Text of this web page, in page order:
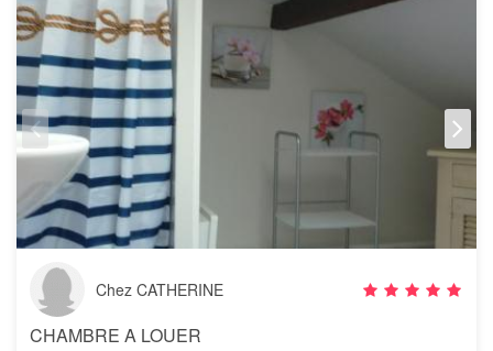
Chez CATHERINE
CHAMBRE A LOUER